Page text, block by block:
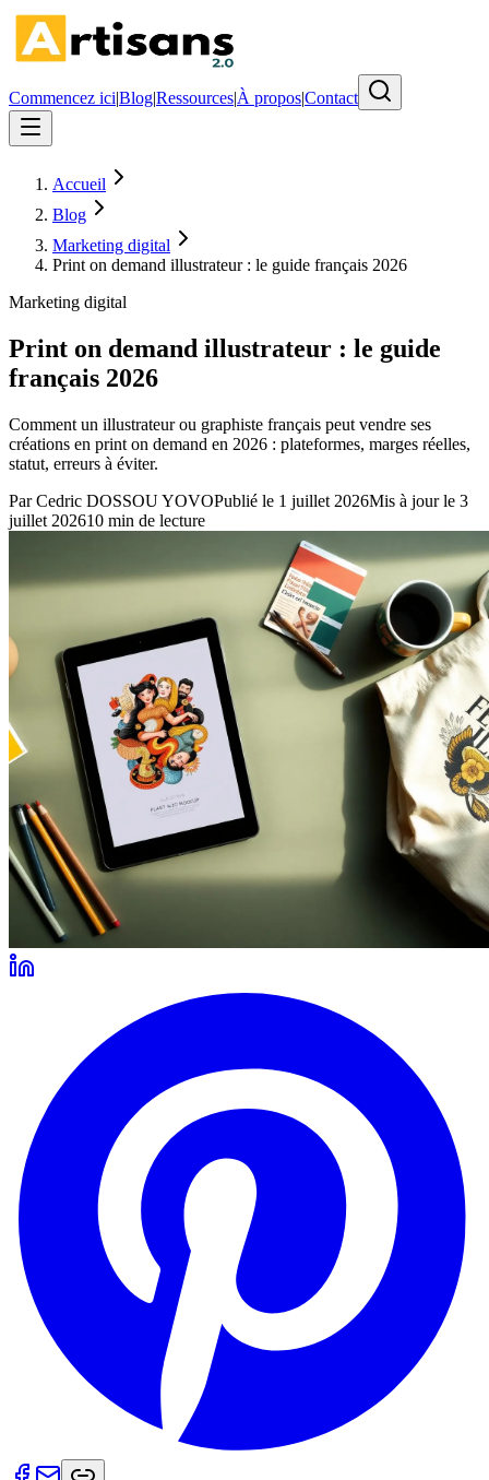
Commencez ici|Blog|Ressources|À propos|Contact
Accueil
Blog
Marketing digital
Print on demand illustrateur : le guide français 2026
Marketing digital
Print on demand illustrateur : le guide
français 2026
Comment un illustrateur ou graphiste français peut vendre ses
créations en print on demand en 2026 : plateformes, marges réelles,
statut, erreurs à éviter.
ParCedric DOSSOU YOVOPublié le 1 juillet 2026Mis à jour le 3
juillet 202610 min de lecture